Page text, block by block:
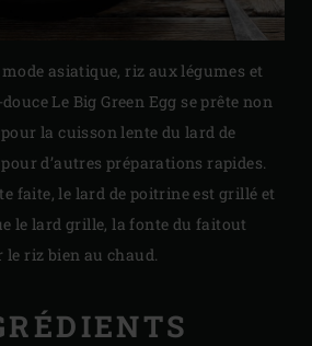
asiatique, riz aux légumes et
douceLe Big Green Egg se prête non
la cuisson lente du lard de
d’autres préparations rapides.
faite, le lard de poitrine est grillé et
le lard grille, la fonte du faitout
riz bien au chaud.